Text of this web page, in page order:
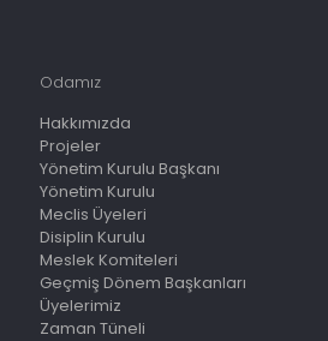
Odamız
Hakkımızda
Projeler
Yönetim Kurulu Başkanı
Yönetim Kurulu
Meclis Üyeleri
Disiplin Kurulu
Meslek Komiteleri
Geçmiş Dönem Başkanları
Üyelerimiz
Zaman Tüneli